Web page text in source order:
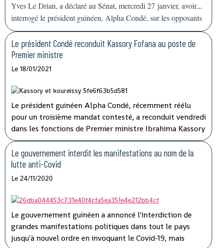
Yves Le Drian, a déclaré au Sénat, mercredi 27 janvier, avoir
interrogé le président guinéen, Alpha Condé, sur les opposants
en prison, agitant la menace de« mesures »contre Conakry.
Le président Condé reconduit Kassory Fofana au poste de
Premier ministre
Le 18/01/2021
Le président guinéen Alpha Condé, récemment réélu
pour un troisième mandat contesté, a reconduit vendredi
dans les fonctions de Premier ministre Ibrahima Kassory
Fofana qui avait auparavant présenté la démission de
son gouvernement.
Le gouvernement interdit les manifestations au nom de la
lutte anti-Covid
Le 24/11/2020
Le gouvernement guinéen a annoncé l'interdiction de
grandes manifestations politiques dans tout le pays
jusqu'à nouvel ordre en invoquant le Covid-19, mais